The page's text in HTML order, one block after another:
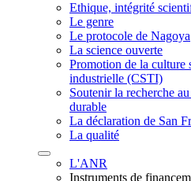
Ethique, intégrité
Le genre
Le protocole de Nagoya
La science ouverte
Promotion de la culture
industrielle (CSTI)
Soutenir la recherche
durable
La déclaration de San
La qualité
L'ANR
Instruments de